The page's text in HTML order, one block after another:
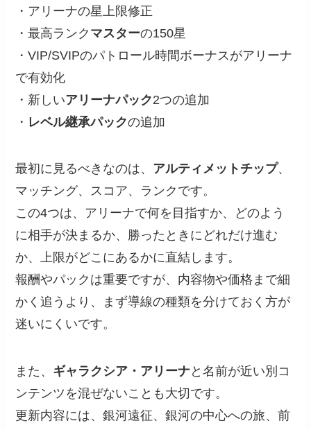
・アリーナの星上限修正
・最高ランク マスターの150星
・VIP/SVIPのパトロール時間ボーナスがアリーナ
で有効化
・新しいアリーナパック2つの追加
・ レベル継承パックの追加
最初に見るべきなのは、 アルティメットチップ、
マッチング、スコア、ランクです。
この4つは、アリーナで何を目指すか、どのよう
に相手が決まるか、勝ったときにどれだけ進む
か、上限がどこにあるかに直結します。
報酬やパックは重要ですが、内容物や価格まで細
かく追うより、まず導線の種類を分けておく方が
迷いにくいです。
また、 ギャラクシア・アリーナと名前が近い別コ
ンテンツを混ぜないことも大切です。
更新内容には、銀河遠征、銀河の中心への旅、前